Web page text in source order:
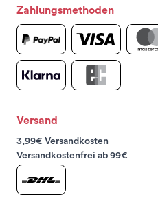
Zahlungsmethoden
Versand
3,99€ Versandkosten
Versandkostenfrei ab 99€